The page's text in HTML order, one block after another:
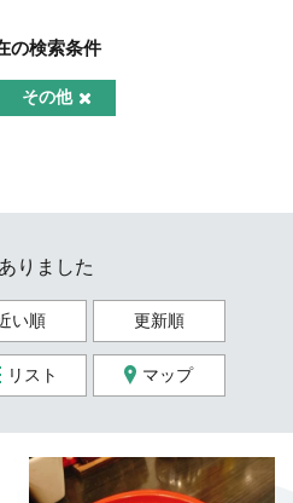
の検索条件
その他
りました
い順 更新順
リスト マップ